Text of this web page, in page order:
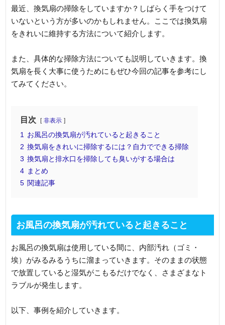
最近、換気扇の掃除をしていますか？しばらく手をつけて
いないという方が多いのかもしれません。ここでは換気扇
をきれいに維持する方法について紹介します。
また、具体的な掃除方法についても説明していきます。換
気扇を長く大事に使うためにもぜひ今回の記事を参考にし
てみてください。
目次 非表示
1 お風呂の換気扇が汚れていると起きること
2 換気扇をきれいに掃除するには？自力でできる掃除
3 換気扇と排水口を掃除しても臭いがする場合は
4 まとめ
5 関連記事
お風呂の換気扇が汚れていると起きること
お風呂の換気扇は使用している間に、内部汚れ（ゴミ・
埃）がみるみるうちに溜まっていきます。そのままの状態
で放置していると湿気がこもるだけでなく、さまざまなト
ラブルが発生します。
以下、事例を紹介していきます。